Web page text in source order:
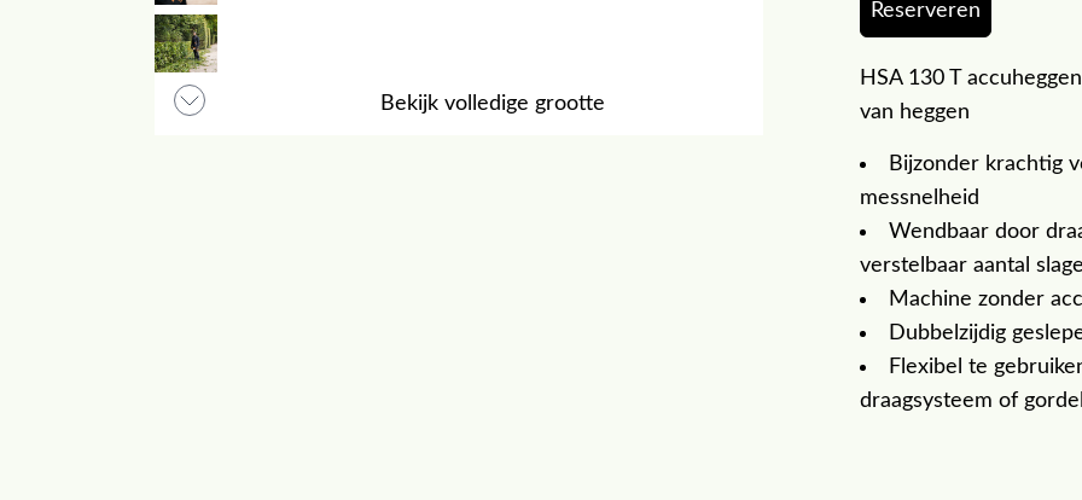
Bekijk volledige grootte
Reserveren
HSA 130 T
van heggen
Bijzonder krachtig
messnelheid
Wendbaar door
verstelbaar aantal
Machine zonder
Dubbelzijdig
Flexibel te
draagsysteem of